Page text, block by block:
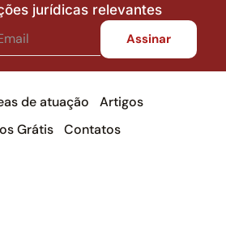
jurídicas relevantes
de atuação
Artigos
Grátis
Contatos